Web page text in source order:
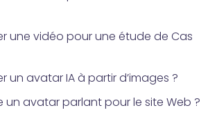
une vidéo pour une étude de Cas
un avatar IA à partir d’images ?
un avatar parlant pour le site Web ?